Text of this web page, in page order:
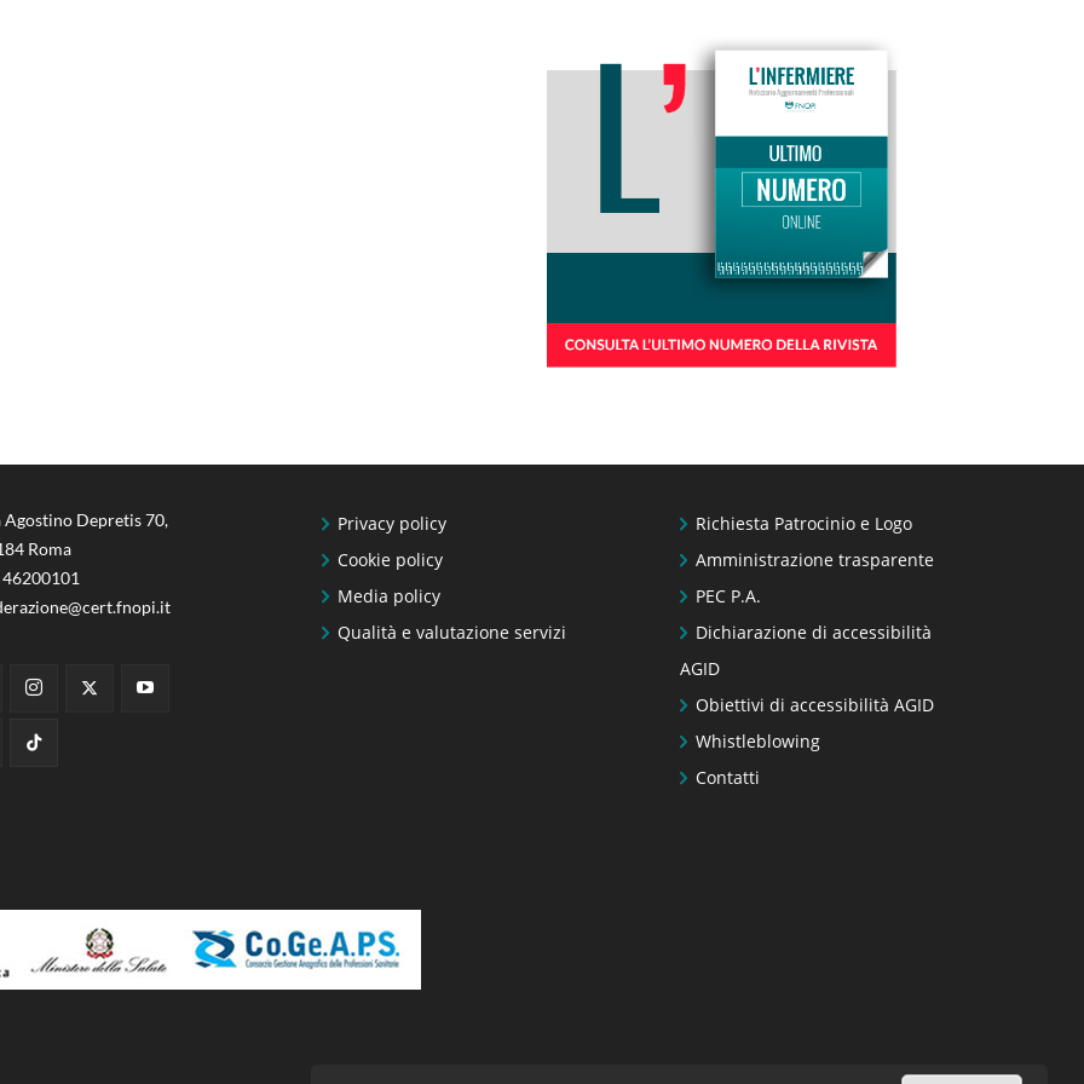
Agostino Depretis 70,
Roma
Privacy policy
Cookie policy
Media policy
Qualità e valutazione servizi
Richiesta Patrocinio e Logo
Amministrazione trasparente
PEC P.A.
Dichiarazione di accessibilità
AGID
Obiettivi di accessibilità AGID
Whistleblowing
Contatti